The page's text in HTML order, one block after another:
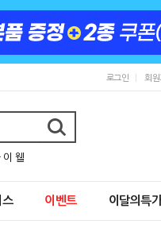
로그인 회
웰
이벤트 이달의특가